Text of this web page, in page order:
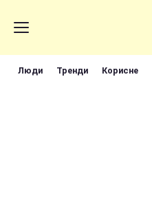
Люди Тренди Корисне